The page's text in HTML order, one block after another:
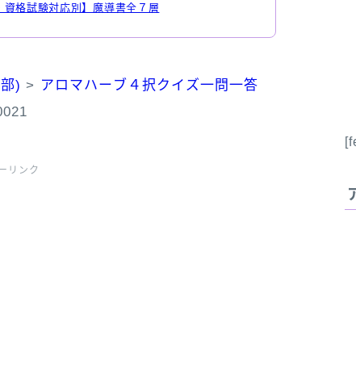
格試験対応別】魔導書全７層
) > アロマハーブ４択クイズ一問一答
リンク